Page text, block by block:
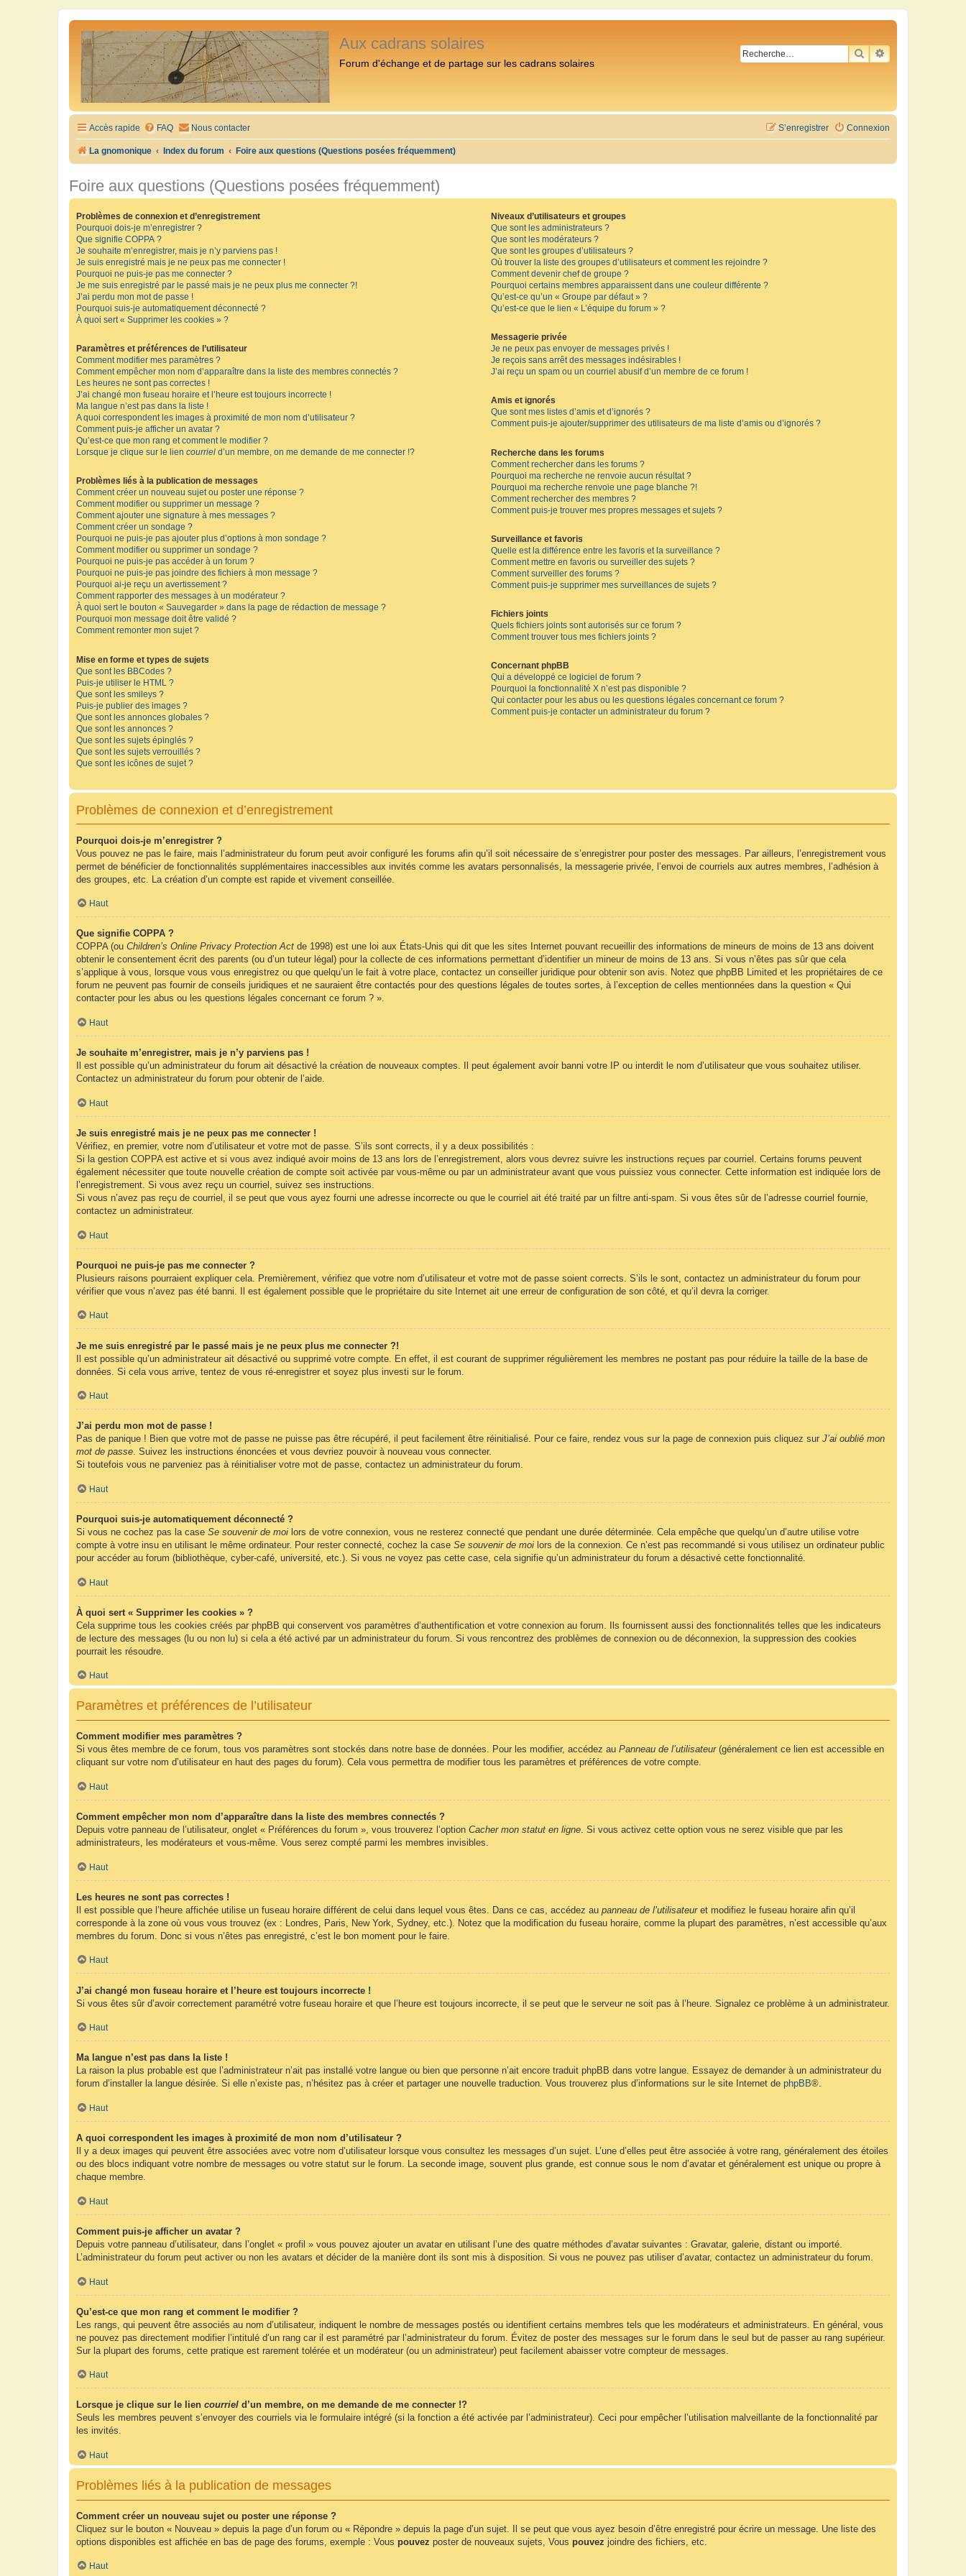
Aux cadrans solaires
Forum d'échange et de partage sur les cadrans solaires
RECHERCHER
RECHERCHE
Accès rapide FAQ Nous contacter Connexion
S’enregistrer
La gnomonique Index du forum Foire aux questions (Questions posées fréquemment)
Foire aux questions (Questions posées fréquemment)
Problèmes de connexion et d’enregistrement
Pourquoi dois-je m’enregistrer ?
Que signifie COPPA ?
Je souhaite m’enregistrer, mais je n’y parviens pas !
Je suis enregistré mais je ne peux pas me connecter !
Pourquoi ne puis-je pas me connecter ?
Je me suis enregistré par le passé mais je ne peux plus me connecter ?!
J’ai perdu mon mot de passe !
Pourquoi suis-je automatiquement déconnecté ?
À quoi sert « Supprimer les cookies » ?
Paramètres et préférences de l’utilisateur
Comment modifier mes paramètres ?
Comment empêcher mon nom d’apparaître dans la liste des membres connectés ?
Les heures ne sont pas correctes !
J’ai changé mon fuseau horaire et l’heure est toujours incorrecte !
Ma langue n’est pas dans la liste !
A quoi correspondent les images à proximité de mon nom d’utilisateur ?
Comment puis-je afficher un avatar ?
Qu’est-ce que mon rang et comment le modifier ?
Lorsque je clique sur le lien courriel d’un membre, on me demande de me connecter !?
Problèmes liés à la publication de messages
Comment créer un nouveau sujet ou poster une réponse ?
Comment modifier ou supprimer un message ?
Comment ajouter une signature à mes messages ?
Comment créer un sondage ?
Pourquoi ne puis-je pas ajouter plus d’options à mon sondage ?
Comment modifier ou supprimer un sondage ?
Pourquoi ne puis-je pas accéder à un forum ?
Pourquoi ne puis-je pas joindre des fichiers à mon message ?
Pourquoi ai-je reçu un avertissement ?
Comment rapporter des messages à un modérateur ?
À quoi sert le bouton « Sauvegarder » dans la page de rédaction de message ?
Pourquoi mon message doit être validé ?
Comment remonter mon sujet ?
Mise en forme et types de sujets
Que sont les BBCodes ?
Puis-je utiliser le HTML ?
Que sont les smileys ?
Puis-je publier des images ?
Que sont les annonces globales ?
Que sont les annonces ?
Que sont les sujets épinglés ?
Que sont les sujets verrouillés ?
Que sont les icônes de sujet ?
Niveaux d’utilisateurs et groupes
Que sont les administrateurs ?
Que sont les modérateurs ?
Que sont les groupes d’utilisateurs ?
Où trouver la liste des groupes d’utilisateurs et comment les rejoindre ?
Comment devenir chef de groupe ?
Pourquoi certains membres apparaissent dans une couleur différente ?
Qu’est-ce qu’un « Groupe par défaut » ?
Qu’est-ce que le lien « L’équipe du forum » ?
Messagerie privée
Je ne peux pas envoyer de messages privés !
Je reçois sans arrêt des messages indésirables !
J’ai reçu un spam ou un courriel abusif d’un membre de ce forum !
Amis et ignorés
Que sont mes listes d’amis et d’ignorés ?
Comment puis-je ajouter/supprimer des utilisateurs de ma liste d’amis ou d’ignorés ?
Recherche dans les forums
Comment rechercher dans les forums ?
Pourquoi ma recherche ne renvoie aucun résultat ?
Pourquoi ma recherche renvoie une page blanche ?!
Comment rechercher des membres ?
Comment puis-je trouver mes propres messages et sujets ?
Surveillance et favoris
Quelle est la différence entre les favoris et la surveillance ?
Comment mettre en favoris ou surveiller des sujets ?
Comment surveiller des forums ?
Comment puis-je supprimer mes surveillances de sujets ?
Fichiers joints
Quels fichiers joints sont autorisés sur ce forum ?
Comment trouver tous mes fichiers joints ?
Concernant phpBB
Qui a développé ce logiciel de forum ?
Pourquoi la fonctionnalité X n’est pas disponible ?
Qui contacter pour les abus ou les questions légales concernant ce forum ?
Comment puis-je contacter un administrateur du forum ?
Problèmes de connexion et d’enregistrement
Pourquoi dois-je m’enregistrer ?
Vous pouvez ne pas le faire, mais l’administrateur du forum peut avoir configuré les forums afin qu’il soit nécessaire de s’enregistrer pour poster des messages. Par ailleurs, l’enregistrement vous
permet de bénéficier de fonctionnalités supplémentaires inaccessibles aux invités comme les avatars personnalisés, la messagerie privée, l’envoi de courriels aux autres membres, l’adhésion à
des groupes, etc. La création d’un compte est rapide et vivement conseillée.
Haut
Que signifie COPPA ?
COPPA (ou Children’s Online Privacy Protection Act de 1998) est une loi aux États-Unis qui dit que les sites Internet pouvant recueillir des informations de mineurs de moins de 13 ans doivent
obtenir le consentement écrit des parents (ou d’un tuteur légal) pour la collecte de ces informations permettant d’identifier un mineur de moins de 13 ans. Si vous n’êtes pas sûr que cela
s’applique à vous, lorsque vous vous enregistrez ou que quelqu’un le fait à votre place, contactez un conseiller juridique pour obtenir son avis. Notez que phpBB Limited et les propriétaires de ce
forum ne peuvent pas fournir de conseils juridiques et ne sauraient être contactés pour des questions légales de toutes sortes, à l’exception de celles mentionnées dans la question « Qui
contacter pour les abus ou les questions légales concernant ce forum ? ».
Haut
Je souhaite m’enregistrer, mais je n’y parviens pas !
Il est possible qu’un administrateur du forum ait désactivé la création de nouveaux comptes. Il peut également avoir banni votre IP ou interdit le nom d’utilisateur que vous souhaitez utiliser.
Contactez un administrateur du forum pour obtenir de l’aide.
Haut
Je suis enregistré mais je ne peux pas me connecter !
Vérifiez, en premier, votre nom d’utilisateur et votre mot de passe. S’ils sont corrects, il y a deux possibilités :
Si la gestion COPPA est active et si vous avez indiqué avoir moins de 13 ans lors de l’enregistrement, alors vous devrez suivre les instructions reçues par courriel. Certains forums peuvent
également nécessiter que toute nouvelle création de compte soit activée par vous-même ou par un administrateur avant que vous puissiez vous connecter. Cette information est indiquée lors de
l’enregistrement. Si vous avez reçu un courriel, suivez ses instructions.
Si vous n’avez pas reçu de courriel, il se peut que vous ayez fourni une adresse incorrecte ou que le courriel ait été traité par un filtre anti-spam. Si vous êtes sûr de l’adresse courriel fournie,
contactez un administrateur.
Haut
Pourquoi ne puis-je pas me connecter ?
Plusieurs raisons pourraient expliquer cela. Premièrement, vérifiez que votre nom d’utilisateur et votre mot de passe soient corrects. S’ils le sont, contactez un administrateur du forum pour
vérifier que vous n’avez pas été banni. Il est également possible que le propriétaire du site Internet ait une erreur de configuration de son côté, et qu’il devra la corriger.
Haut
Je me suis enregistré par le passé mais je ne peux plus me connecter ?!
Il est possible qu’un administrateur ait désactivé ou supprimé votre compte. En effet, il est courant de supprimer régulièrement les membres ne postant pas pour réduire la taille de la base de
données. Si cela vous arrive, tentez de vous ré-enregistrer et soyez plus investi sur le forum.
Haut
J’ai perdu mon mot de passe !
Pas de panique ! Bien que votre mot de passe ne puisse pas être récupéré, il peut facilement être réinitialisé. Pour ce faire, rendez vous sur la page de connexion puis cliquez sur J’ai oublié mon
mot de passe. Suivez les instructions énoncées et vous devriez pouvoir à nouveau vous connecter.
Si toutefois vous ne parveniez pas à réinitialiser votre mot de passe, contactez un administrateur du forum.
Haut
Pourquoi suis-je automatiquement déconnecté ?
Si vous ne cochez pas la case Se souvenir de moi lors de votre connexion, vous ne resterez connecté que pendant une durée déterminée. Cela empêche que quelqu’un d’autre utilise votre
compte à votre insu en utilisant le même ordinateur. Pour rester connecté, cochez la case Se souvenir de moi lors de la connexion. Ce n’est pas recommandé si vous utilisez un ordinateur public
pour accéder au forum (bibliothèque, cyber-café, université, etc.). Si vous ne voyez pas cette case, cela signifie qu’un administrateur du forum a désactivé cette fonctionnalité.
Haut
À quoi sert « Supprimer les cookies » ?
Cela supprime tous les cookies créés par phpBB qui conservent vos paramètres d’authentification et votre connexion au forum. Ils fournissent aussi des fonctionnalités telles que les indicateurs
de lecture des messages (lu ou non lu) si cela a été activé par un administrateur du forum. Si vous rencontrez des problèmes de connexion ou de déconnexion, la suppression des cookies
pourrait les résoudre.
Haut
Paramètres et préférences de l’utilisateur
Comment modifier mes paramètres ?
Si vous êtes membre de ce forum, tous vos paramètres sont stockés dans notre base de données. Pour les modifier, accédez au Panneau de l’utilisateur(généralement ce lien est accessible en
cliquant sur votre nom d’utilisateur en haut des pages du forum). Cela vous permettra de modifier tous les paramètres et préférences de votre compte.
Haut
Comment empêcher mon nom d’apparaître dans la liste des membres connectés ?
Depuis votre panneau de l’utilisateur, onglet « Préférences du forum », vous trouverez l’option Cacher mon statut en ligne. Si vous activez cette option vous ne serez visible que par les
administrateurs, les modérateurs et vous-même. Vous serez compté parmi les membres invisibles.
Haut
Les heures ne sont pas correctes !
Il est possible que l’heure affichée utilise un fuseau horaire différent de celui dans lequel vous êtes. Dans ce cas, accédez au panneau de l’utilisateuret modifiez le fuseau horaire afin qu’il
corresponde à la zone où vous vous trouvez (ex : Londres, Paris, New York, Sydney, etc.). Notez que la modification du fuseau horaire, comme la plupart des paramètres, n’est accessible qu’aux
membres du forum. Donc si vous n’êtes pas enregistré, c’est le bon moment pour le faire.
Haut
J’ai changé mon fuseau horaire et l’heure est toujours incorrecte !
Si vous êtes sûr d’avoir correctement paramétré votre fuseau horaire et que l’heure est toujours incorrecte, il se peut que le serveur ne soit pas à l’heure. Signalez ce problème à un administrateur.
Haut
Ma langue n’est pas dans la liste !
La raison la plus probable est que l’administrateur n’ait pas installé votre langue ou bien que personne n’ait encore traduit phpBB dans votre langue. Essayez de demander à un administrateur du
forum d’installer la langue désirée. Si elle n’existe pas, n’hésitez pas à créer et partager une nouvelle traduction. Vous trouverez plus d’informations sur le site Internet de phpBB®.
Haut
A quoi correspondent les images à proximité de mon nom d’utilisateur ?
Il y a deux images qui peuvent être associées avec votre nom d’utilisateur lorsque vous consultez les messages d’un sujet. L’une d’elles peut être associée à votre rang, généralement des étoiles
ou des blocs indiquant votre nombre de messages ou votre statut sur le forum. La seconde image, souvent plus grande, est connue sous le nom d’avatar et généralement est unique ou propre à
chaque membre.
Haut
Comment puis-je afficher un avatar ?
Depuis votre panneau d’utilisateur, dans l’onglet « profil » vous pouvez ajouter un avatar en utilisant l’une des quatre méthodes d’avatar suivantes : Gravatar, galerie, distant ou importé.
L’administrateur du forum peut activer ou non les avatars et décider de la manière dont ils sont mis à disposition. Si vous ne pouvez pas utiliser d’avatar, contactez un administrateur du forum.
Haut
Qu’est-ce que mon rang et comment le modifier ?
Les rangs, qui peuvent être associés au nom d’utilisateur, indiquent le nombre de messages postés ou identifient certains membres tels que les modérateurs et administrateurs. En général, vous
ne pouvez pas directement modifier l’intitulé d’un rang car il est paramétré par l’administrateur du forum. Évitez de poster des messages sur le forum dans le seul but de passer au rang supérieur.
Sur la plupart des forums, cette pratique est rarement tolérée et un modérateur (ou un administrateur) peut facilement abaisser votre compteur de messages.
Haut
Lorsque je clique sur le lien courriel d’un membre, on me demande de me connecter !?
Seuls les membres peuvent s’envoyer des courriels via le formulaire intégré (si la fonction a été activée par l’administrateur). Ceci pour empêcher l’utilisation malveillante de la fonctionnalité par
les invités.
Haut
Problèmes liés à la publication de messages
Comment créer un nouveau sujet ou poster une réponse ?
Cliquez sur le bouton « Nouveau » depuis la page d’un forum ou « Répondre » depuis la page d’un sujet. Il se peut que vous ayez besoin d’être enregistré pour écrire un message. Une liste des
options disponibles est affichée en bas de page des forums, exemple : Vous pouvez poster de nouveaux sujets, Vous pouvez joindre des fichiers, etc.
Haut